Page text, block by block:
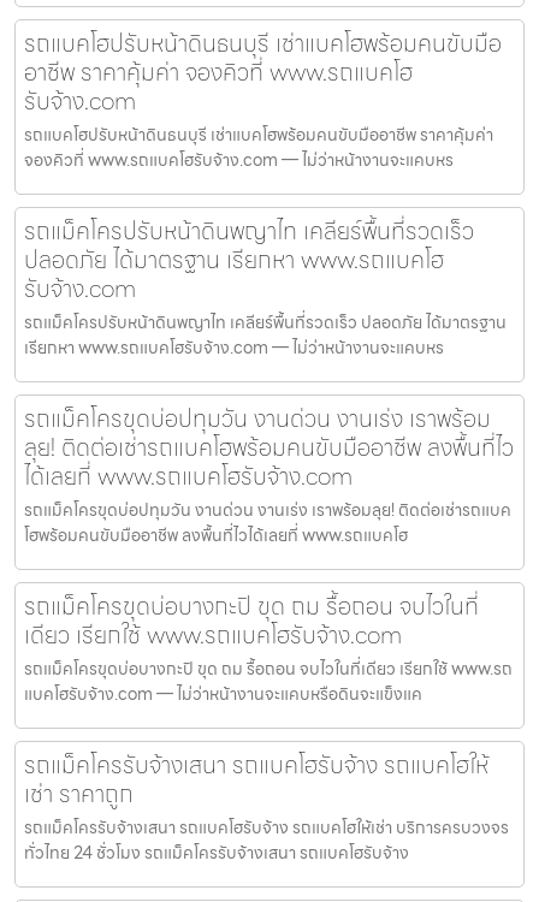
รถแบคโฮปรับหน้าดินธนบุรี เช่าแบคโฮพร้อมคนขับมือ
อาชีพ ราคาคุ้มค่า จองคิวที่ www.รถแบคโฮ
รับจ้าง.com
รถแบคโฮปรับหน้าดินธนบุรี เช่าแบคโฮพร้อมคนขับมืออาชีพ ราคาคุ้มค่า
จองคิวที่ www.รถแบคโฮรับจ้าง.com — ไม่ว่าหน้างานจะแคบหร
รถแม็คโครปรับหน้าดินพญาไท เคลียร์พื้นที่รวดเร็ว
ปลอดภัย ได้มาตรฐาน เรียกหา www.รถแบคโฮ
รับจ้าง.com
รถแม็คโครปรับหน้าดินพญาไท เคลียร์พื้นที่รวดเร็ว ปลอดภัย ได้มาตรฐาน
เรียกหา www.รถแบคโฮรับจ้าง.com — ไม่ว่าหน้างานจะแคบหร
รถแม็คโครขุดบ่อปทุมวัน งานด่วน งานเร่ง เราพร้อม
ลุย! ติดต่อเช่ารถแบคโฮพร้อมคนขับมืออาชีพ ลงพื้นที่ไว
ได้เลยที่ www.รถแบคโฮรับจ้าง.com
รถแม็คโครขุดบ่อปทุมวัน งานด่วน งานเร่ง เราพร้อมลุย! ติดต่อเช่ารถแบค
โฮพร้อมคนขับมืออาชีพ ลงพื้นที่ไวได้เลยที่ www.รถแบคโฮ
รถแม็คโครขุดบ่อบางกะปิ ขุด ถม รื้อถอน จบไวในที่
เดียว เรียกใช้ www.รถแบคโฮรับจ้าง.com
รถแม็คโครขุดบ่อบางกะปิ ขุด ถม รื้อถอน จบไวในที่เดียว เรียกใช้ www.รถ
แบคโฮรับจ้าง.com — ไม่ว่าหน้างานจะแคบหรือดินจะแข็งแค
รถแม็คโครรับจ้างเสนา รถแบคโฮรับจ้าง รถแบคโฮให้
เช่า ราคาถูก
รถแม็คโครรับจ้างเสนา รถแบคโฮรับจ้าง รถแบคโฮให้เช่า บริการครบวงจร
ทั่วไทย 24 ชั่วโมง รถแม็คโครรับจ้างเสนา รถแบคโฮรับจ้าง